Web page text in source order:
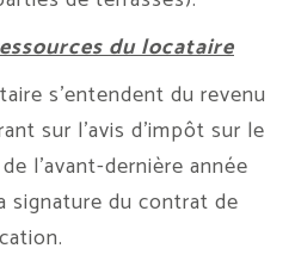
du locataire
s’entendent du revenu
sur l’avis d’impôt sur le
l’avant-dernière année
signature du contrat de